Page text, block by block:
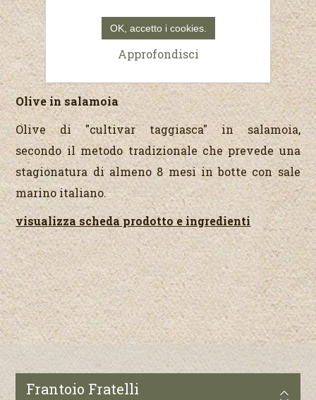
Olive in salamoia
Olive di "cultivar taggiasca" in salamoia,
secondo il metodo tradizionale che prevede una
stagionatura di almeno 8 mesi in botte con sale
marino italiano.
visualizza scheda prodotto e ingredienti
Frantoio Fratelli
OK, accetto i cookies.
Approfondisci